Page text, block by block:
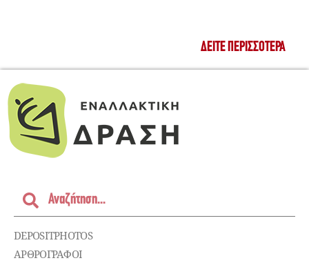
ΔΕΊΤΕ ΠΕΡΙΣΣΌΤΕΡΑ
DEPOSITPHOTOS
ΑΡΘΡΟΓΡΑΦΟΙ